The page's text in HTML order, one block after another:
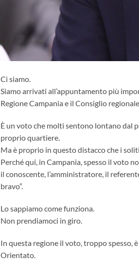
Ci siamo.
Siamo arrivati all’appuntamento più
Regione Campania e il Consiglio
È un voto che molti sentono lontano dal
proprio quartiere.
Ma è proprio in questo distacco che i
Perché qui, in Campania, spesso il voto
il conoscente, l’amministratore, il
bravo”.
Lo sappiamo come funziona.
Non prendiamoci in giro.
In questa regione il voto, troppo spesso, è
Orientato.